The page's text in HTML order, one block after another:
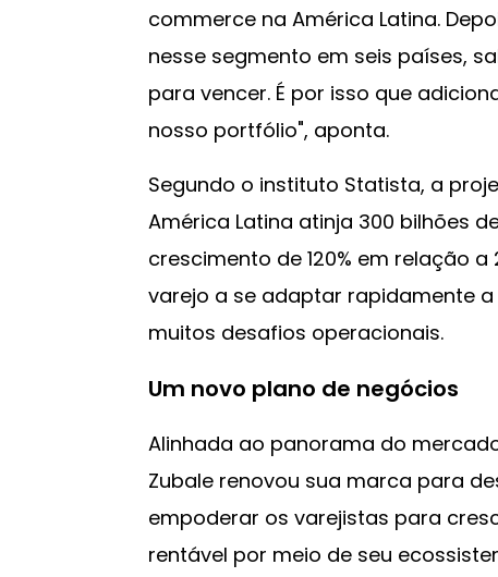
commerce na América Latina.
nesse segmento em seis países,
para vencer. É por isso que
nosso portfólio", aponta.
Segundo o instituto Statista, a
América Latina atinja 300 bilhões
crescimento de 120% em relação
varejo a se adaptar rapidamente
muitos desafios operacionais.
Um novo plano de negócios
Alinhada ao panorama do
Zubale renovou sua marca para
empoderar os varejistas para
rentável por meio de seu